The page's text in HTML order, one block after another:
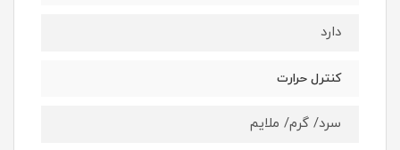
دارد
کنترل حرارت
سرد/ گرم/ ملایم